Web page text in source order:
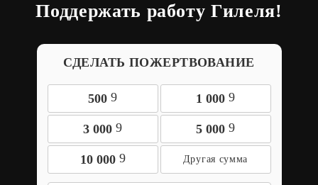
Поддержать работу Гилеля!
СДЕЛАТЬ ПОЖЕРТВОВАНИЕ
500 9 1 000 9
3 000 9 5 000 9
10 000 9